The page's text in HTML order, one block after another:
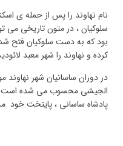
نام نهاوند را پس از حمله ی
سلوکیان ، در متون تاریخی می
بود که به دست سلوکیان فتح
کرده و نهاوند را شهر معبد
در دوران ساسانیان شهر
الجیشی محسوب می شده است
پادشاه ساسانی ، پایتخت خود